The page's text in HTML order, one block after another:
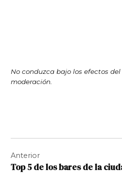
No conduzca bajo los efectos
moderación.
de
Anterior
Top 5 de los bares de la